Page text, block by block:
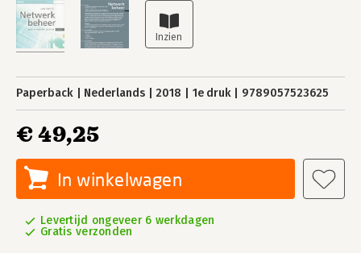
Paperback Nederlands 2018 1e druk 9789057523625
€ 49,25
In winkelwagen
Levertijd ongeveer 6 werkdagen
Gratis verzonden